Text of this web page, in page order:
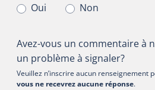
Oui Non
Avez-vous un commentaire à
un problème à signaler?
Veuillez n’inscrire aucun renseignement
vous ne recevrez aucune réponse.